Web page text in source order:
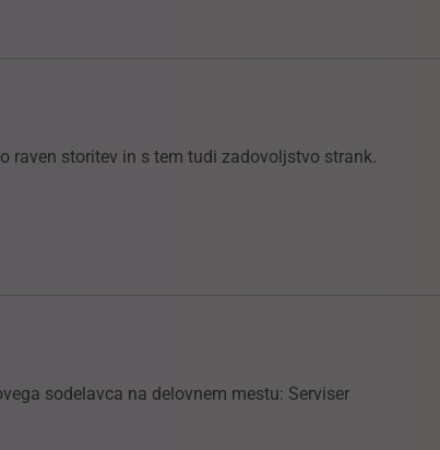
raven storitev in s tem tudi zadovoljstvo strank.
sodelavca na delovnem mestu: Serviser